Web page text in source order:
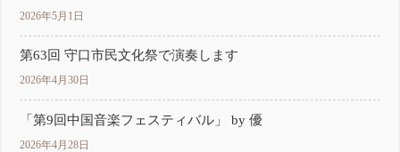
2026年5月1日
第63回 守口市民文化祭で演奏します
2026年4月30日
「第9回中国音楽フェスティバル」 by 優
2026年4月28日